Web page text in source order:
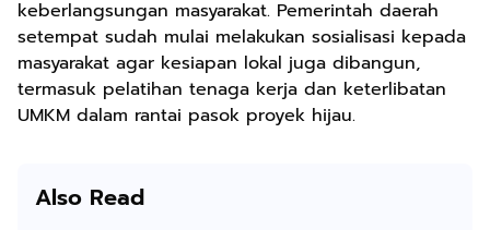
keberlangsungan masyarakat. Pemerintah daerah
setempat sudah mulai melakukan sosialisasi kepada
masyarakat agar kesiapan lokal juga dibangun,
termasuk pelatihan tenaga kerja dan keterlibatan
UMKM dalam rantai pasok proyek hijau.
Also Read